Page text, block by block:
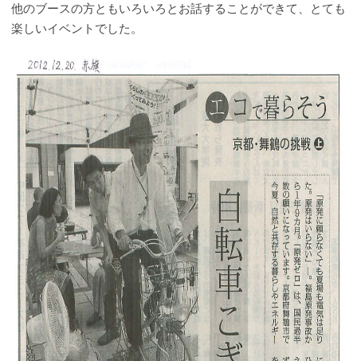
他のブースの方ともいろいろとお話することができて、とても
楽しいイベントでした。